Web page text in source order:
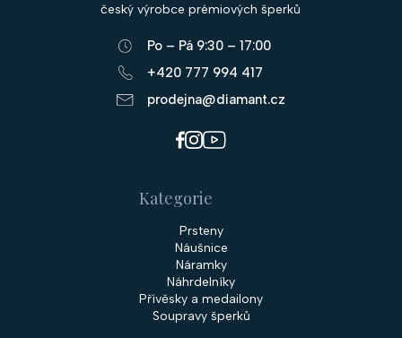
český výrobce prémiových šperků
Po – Pá 9:30 – 17:00
+420 777 994 417
prodejna@diamant.cz
Kategorie
Prsteny
Náušnice
Náramky
Náhrdelníky
Přívěsky a medailony
Soupravy šperků